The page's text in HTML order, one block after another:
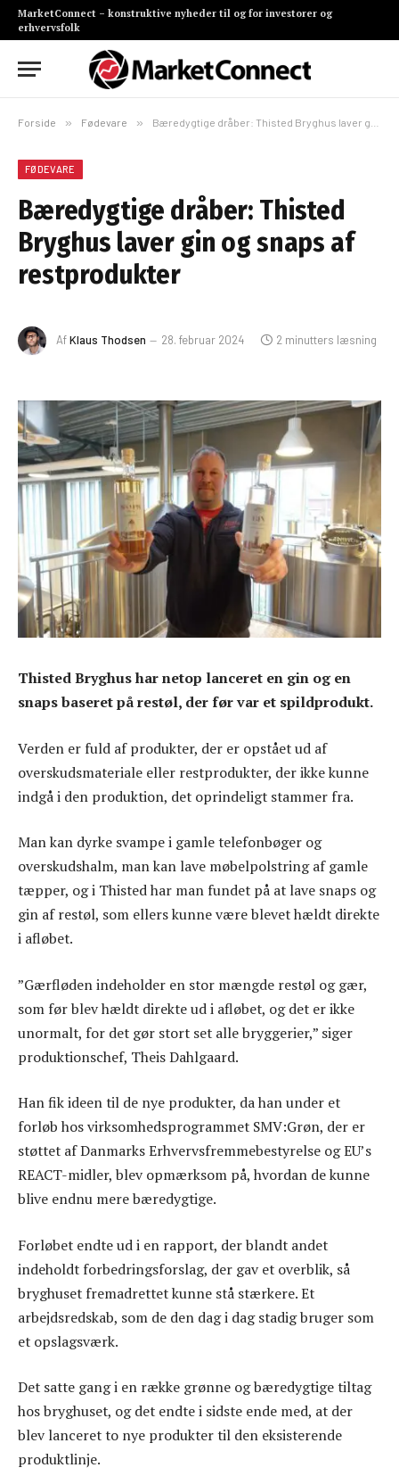
MarketConnect – konstruktive nyheder til og for investorer og
erhvervsfolk
Forside » Fødevare » Bæredygtige dråber: Thisted Bryghus laver gin og snaps af restprodukter
FØDEVARE
Bæredygtige dråber: Thisted
Bryghus laver gin og snaps af
restprodukter
AfKlaus Thodsen 28. februar 2024 2 minutters læsning
Thisted Bryghus har netop lanceret en gin og en
snaps baseret på restøl, der før var et spildprodukt.
Verden er fuld af produkter, der er opstået ud af
overskudsmateriale eller restprodukter, der ikke kunne
indgå i den produktion, det oprindeligt stammer fra.
Man kan dyrke svampe i gamle telefonbøger og
overskudshalm, man kan lave møbelpolstring af gamle
tæpper, og i Thisted har man fundet på at lave snaps og
gin af restøl, som ellers kunne være blevet hældt direkte
i afløbet.
”Gærfløden indeholder en stor mængde restøl og gær,
som før blev hældt direkte ud i afløbet, og det er ikke
unormalt, for det gør stort set alle bryggerier,” siger
produktionschef, Theis Dahlgaard.
Han fik ideen til de nye produkter, da han under et
forløb hos virksomhedsprogrammet SMV:Grøn, der er
støttet af Danmarks Erhvervsfremmebestyrelse og EU’s
REACT-midler, blev opmærksom på, hvordan de kunne
blive endnu mere bæredygtige.
Forløbet endte ud i en rapport, der blandt andet
indeholdt forbedringsforslag, der gav et overblik, så
bryghuset fremadrettet kunne stå stærkere. Et
arbejdsredskab, som de den dag i dag stadig bruger som
et opslagsværk.
Det satte gang i en række grønne og bæredygtige tiltag
hos bryghuset, og det endte i sidste ende med, at der
blev lanceret to nye produkter til den eksisterende
produktlinje.